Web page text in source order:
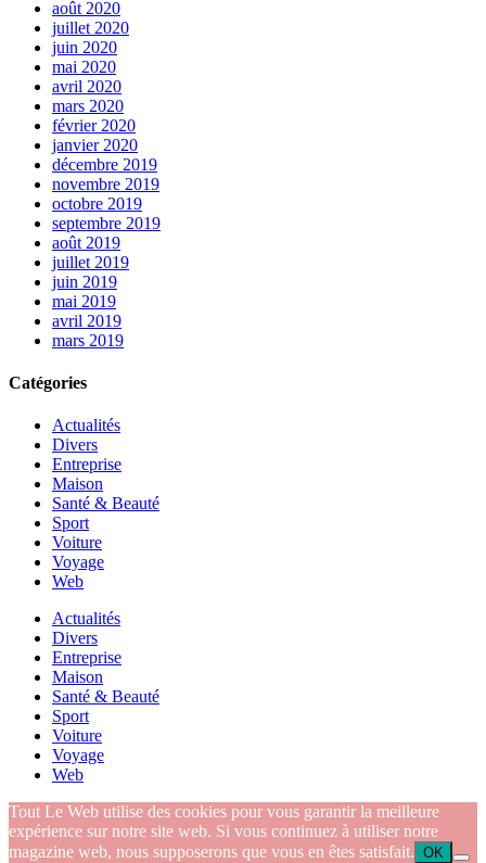
août 2020
juillet 2020
juin 2020
mai 2020
avril 2020
mars 2020
février 2020
janvier 2020
décembre 2019
novembre 2019
octobre 2019
septembre 2019
août 2019
juillet 2019
juin 2019
mai 2019
avril 2019
mars 2019
Catégories
Actualités
Divers
Entreprise
Maison
Santé & Beauté
Sport
Voiture
Voyage
Web
Actualités
Divers
Entreprise
Maison
Santé & Beauté
Sport
Voiture
Voyage
Web
Tout Le Web utilise des cookies pour vous garantir la meilleure
expérience sur notre site web. Si vous continuez à utiliser notre
magazine web, nous supposerons que vous en êtes satisfait. OK